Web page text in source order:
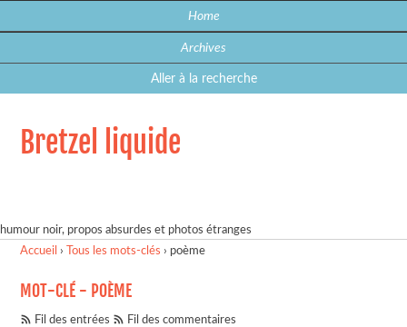
Home
Archives
Aller à la recherche
Bretzel liquide
humour noir, propos absurdes et photos étranges
Accueil › Tous les mots-clés › poème
MOT-CLÉ - POÈME
Fil des entrées Fil des commentaires